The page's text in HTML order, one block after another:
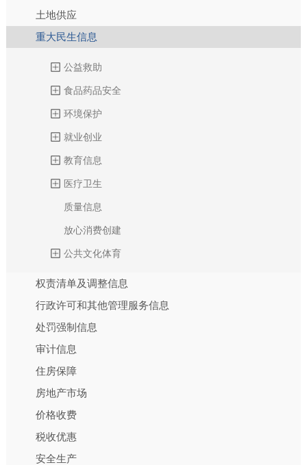
土地供应
重大民生信息
公益救助
食品药品安全
环境保护
就业创业
教育信息
医疗卫生
质量信息
放心消费创建
公共文化体育
权责清单及调整信息
行政许可和其他管理服务信息
处罚强制信息
审计信息
住房保障
房地产市场
价格收费
税收优惠
安全生产